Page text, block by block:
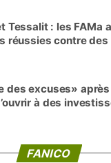
Tessalit : les FAMa
réussies contre
des excuses»
à des
FANICO